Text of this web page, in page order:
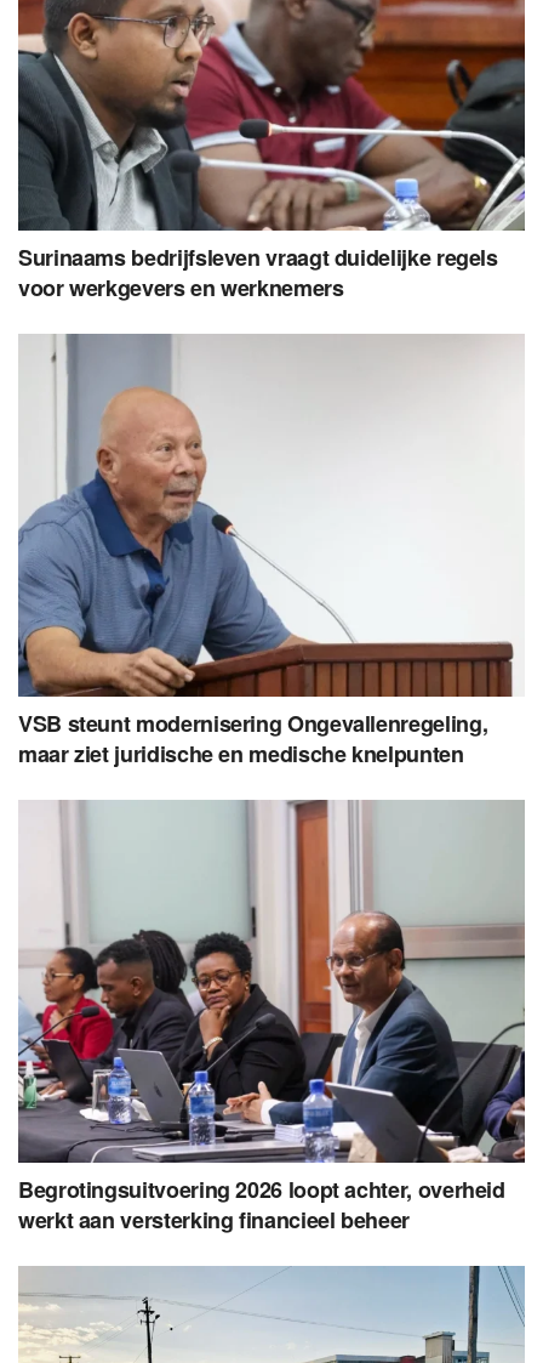
Surinaams bedrijfsleven vraagt duidelijke regels
voor werkgevers en werknemers
VSB steunt modernisering Ongevallenregeling,
maar ziet juridische en medische knelpunten
Begrotingsuitvoering 2026 loopt achter, overheid
werkt aan versterking financieel beheer